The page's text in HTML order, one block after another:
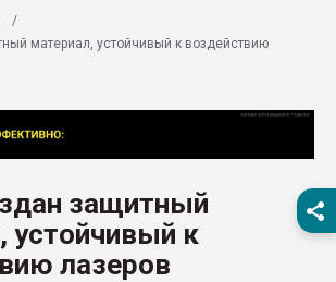
Продам отходы
Armaloy PC/ABS-1IM
26.07.2022 "Сибирский
намного дороже
Профильная
материал, устойчивый к воздействию
защитный
устойчивый к
лазеров